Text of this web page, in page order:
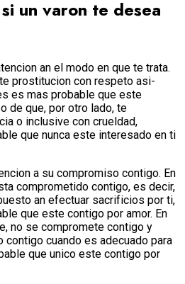
un varon te desea
an el modo en que te trata.
prostitucion con respeto asi­
es mas probable que este
de que, por otro lado, te
o inclusive con crueldad,
que nunca este interesado en ti
a su compromiso contigo. En
comprometido contigo, es decir,
an efectuar sacrificios por ti,
que este contigo por amor. En
no se compromete contigo y
contigo cuando es adecuado para
que unico este contigo por